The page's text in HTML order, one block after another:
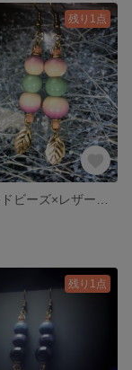
残り1点
残り1点